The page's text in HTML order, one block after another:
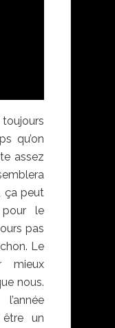
qu’on
assez
ça peut
le
pas
Le
mieux
nous.
être un